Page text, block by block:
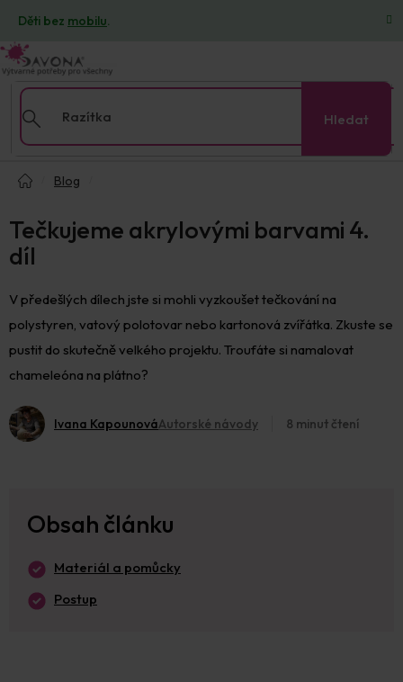
obsah
Děti bez mobilu.
Hledat
Blog
Tečkujeme akrylovými barvami 4.
díl
V předešlých dílech jste si mohli vyzkoušet tečkování na
polystyren, vatový polotovar nebo kartonová zvířátka. Zkuste se
pustit do skutečně velkého projektu. Troufáte si namalovat
chameleóna na plátno?
Ivana KapounováAutorské návody 8 minut čtení
Obsah článku
Materiál a pomůcky
Postup